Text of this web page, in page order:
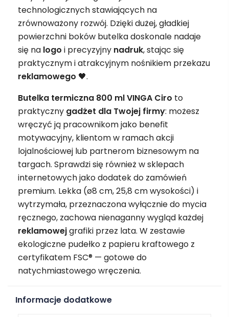
technologicznych stawiających na
zrównoważony rozwój. Dzięki dużej, gładkiej
powierzchni boków butelka doskonale nadaje
się na logo i precyzyjny nadruk, stając się
praktycznym i atrakcyjnym nośnikiem przekazu
reklamowego 🖤.
Butelka termiczna 800 ml VINGA Ciro to
praktyczny gadżet dla Twojej firmy: możesz
wręczyć ją pracownikom jako benefit
motywacyjny, klientom w ramach akcji
lojalnościowej lub partnerom biznesowym na
targach. Sprawdzi się również w sklepach
internetowych jako dodatek do zamówień
premium. Lekka (ø8 cm, 25,8 cm wysokości) i
wytrzymała, przeznaczona wyłącznie do mycia
ręcznego, zachowa nienaganny wygląd każdej
reklamowejgrafiki przez lata. W zestawie
ekologiczne pudełko z papieru kraftowego z
certyfikatem FSC® — gotowe do
natychmiastowego wręczenia.
Informacje dodatkowe